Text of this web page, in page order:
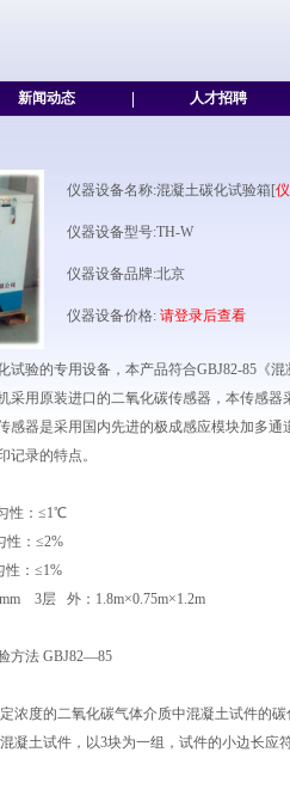
新闻动态 人才招聘
仪器设备名称:混凝土碳化试验箱[
仪器设备型号:TH-W
仪器设备品牌:北京
仪器设备价格: 请登录后查看
验的专用设备，本产品符合GBJ82-85《
采用原装进口的二氧化碳传感器，本传感
感器是采用国内先进的极成感应模块加多
记录的特点。
性：≤1℃
性：≤2%
性：≤1%
3层 外：1.8m×0.75m×1.2m
方法 GBJ82—85
度的二氧化碳气体介质中混凝土试件的碳
土试件，以3块为一组，试件的小边长应
寸选用